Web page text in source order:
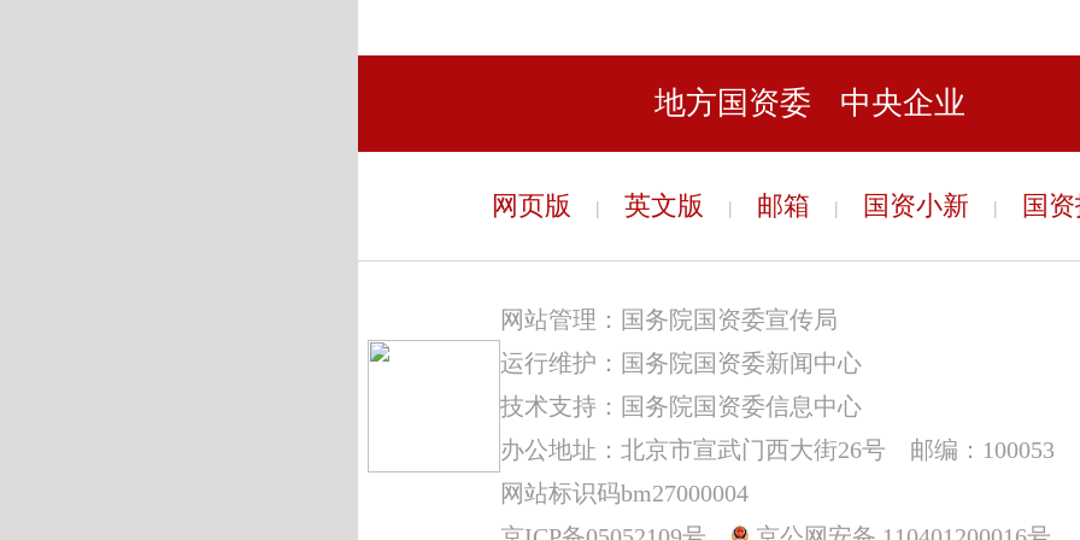
地方国资委 中央企业
网页版 | 英文版 | 邮箱 | 国资小新 | 国
网站管理：国务院国资委宣传局
运行维护：国务院国资委新闻中心
技术支持：国务院国资委信息中心
办公地址：北京市宣武门西大街26号 邮编：100053
网站标识码bm27000004